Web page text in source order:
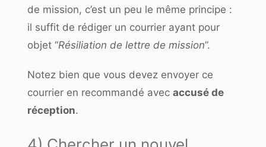
de mission, c’est un peu le même principe :
il suffit de rédiger un courrier ayant pour
objet “Résiliation de lettre de mission”.
Notez bien que vous devez envoyer ce
courrier en recommandé avec accusé de
réception.